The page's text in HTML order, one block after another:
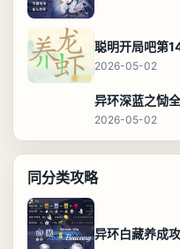
2026-05-02
异环深蓝之恸
2026-05-02
同分类攻略